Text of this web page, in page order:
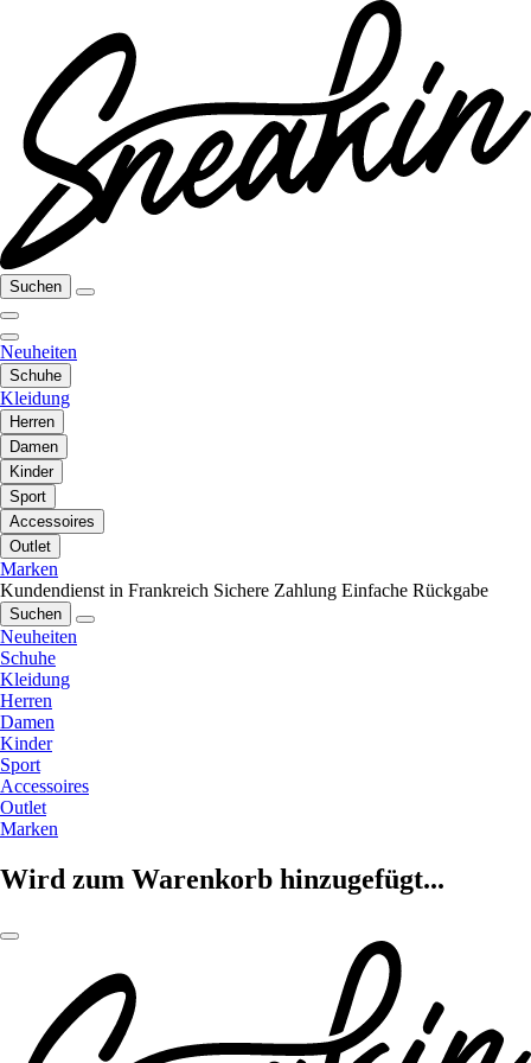
Suchen
Neuheiten
Schuhe
Kleidung
Herren
Damen
Kinder
Sport
Accessoires
Outlet
Marken
Kundendienst in Frankreich Sichere Zahlung Einfache Rückgabe
Suchen
Neuheiten
Schuhe
Kleidung
Herren
Damen
Kinder
Sport
Accessoires
Outlet
Marken
Wird zum Warenkorb hinzugefügt...